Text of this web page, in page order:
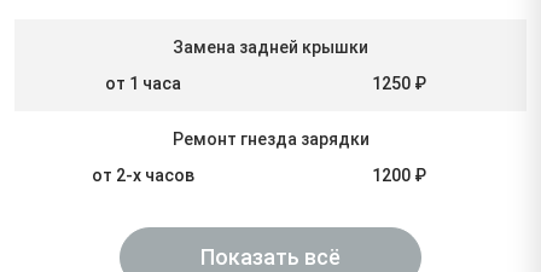
Замена задней крышки
от 1 часа
1250 ₽
Ремонт гнезда зарядки
от 2-х часов
1200 ₽
Показать всё